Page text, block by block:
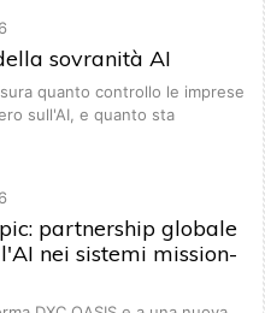
sovranità AI
quanto controllo le imprese
sull'AI, e quanto sta
partnership globale
nei sistemi mission-